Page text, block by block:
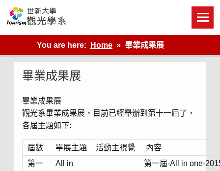
content
世新大學觀光學系網站
You are here:
Home 畢業成果展
畢業成果展
畢業成果展
觀光系畢業成果展，目前已經舉辦到第十一屆了，
各屆主題如下:
屆數 畢展主題 活動主視覺
內容
第一
All in
第一屆-All in one-